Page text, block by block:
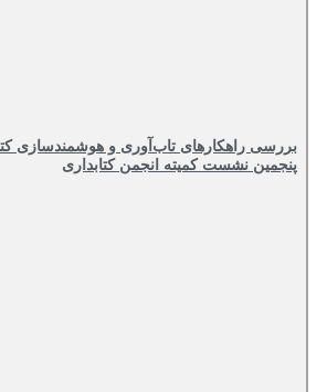
بررسی راهکارهای تاب‌آوری و هوشمندسازی
پنجمین نشست کمیته انجمن کتابداری